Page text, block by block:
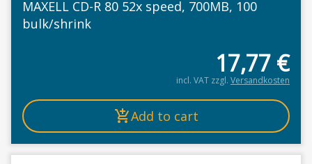
MAXELL CD-R 80 52x speed, 700MB, 100
bulk/shrink
17,77 €
incl. VAT zzgl. Versandkosten
Add to cart